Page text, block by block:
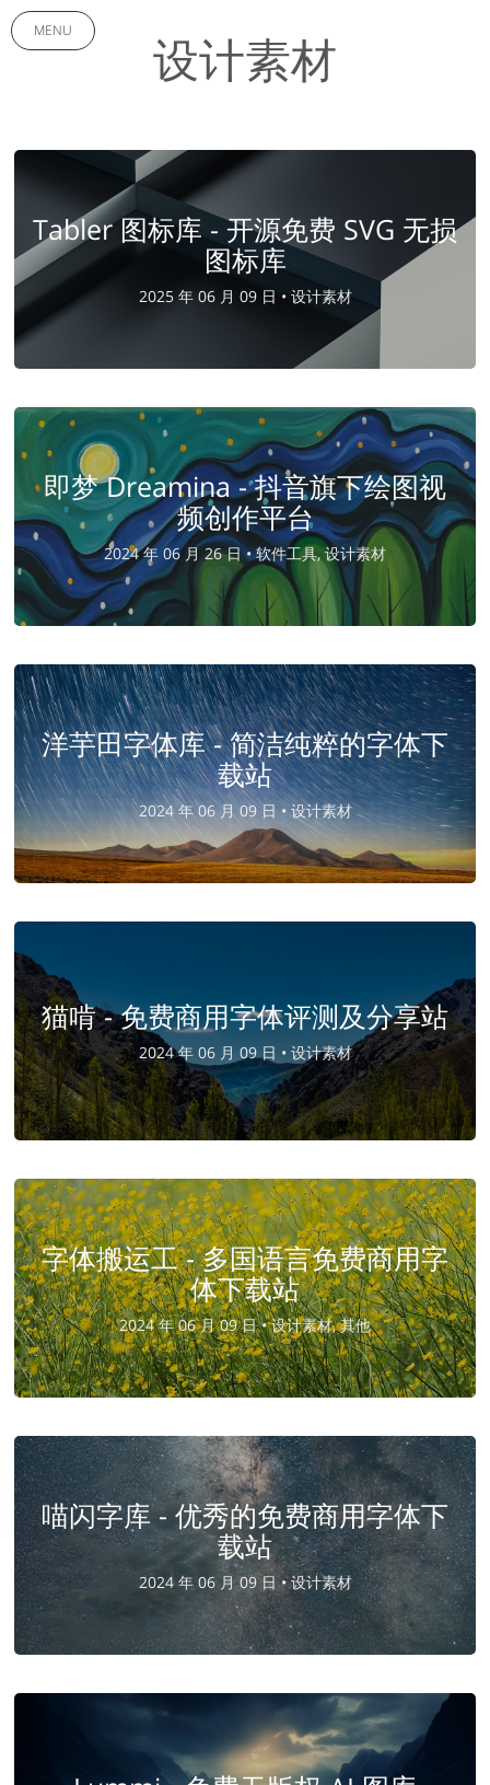
MENU 设计素材
Tabler 图标库 - 开源免费 SVG 无损
图标库
2025 年 06 月 09 日 • 设计素材
即梦 Dreamina - 抖音旗下绘图视
频创作平台
2024 年 06 月 26 日 •软件工具, 设计素材
洋芋田字体库 - 简洁纯粹的字体下
载站
2024 年 06 月 09 日 •设计素材
猫啃 - 免费商用字体评测及分享站
2024 年 06 月 09 日 • 设计素材
字体搬运工 - 多国语言免费商用字
体下载站
2024 年 06 月 09 日 •设计素材, 其他
喵闪字库 - 优秀的免费商用字体下
载站
2024 年 06 月 09 日 •设计素材